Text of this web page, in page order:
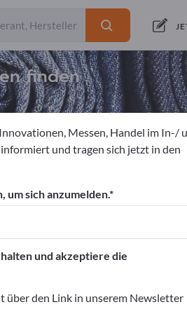
finden
auf
Messen, Handel im In-/
und tragen sich jetzt in den
um sich anzumelden.
und akzeptiere die
über den Link in unserem Newsletter